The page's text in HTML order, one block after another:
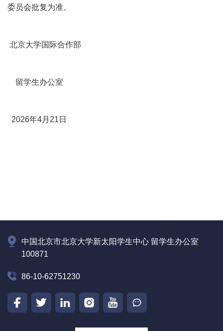
委员会批复为准。
北京大学国际合作部
留学生办公室
2026年4月21日
中国北京市北京大学新太阳学生中心 留学生办公室
100871
86-10-62751230